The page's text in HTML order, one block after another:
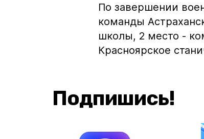
По завершении
команды
школы, 2 место -
Красноярское
Подпишись!